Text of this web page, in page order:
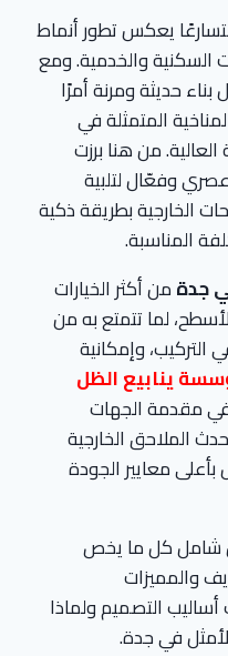
يعكس تطور أنماط
السكنية والخدمية. ومع
حديثة ومرنة أمرًا
المتمثلة في
من هنا برزت
وفعّال لتلبية
الخارجية بطريقة ذكية
المناسبة.
جدةمن أكثر الخيارات
لما تتمتع به من
وإمكانية
ينابيع الظل
مقدمة الجهات
الملاحق الخارجية
معايير الجودة
شامل كل ما يخص
والمميزات
التصميم ولماذا
في جدة.